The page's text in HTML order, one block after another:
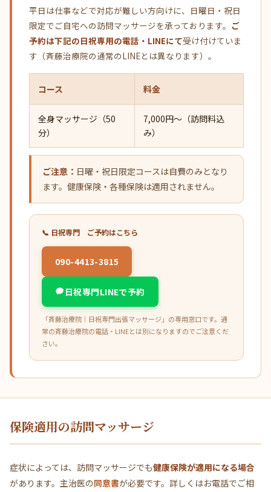
平日は仕事などで対応が難しい方向けに、日曜日・祝日
限定でご自宅への訪問マッサージを承っております。 ご
予約は下記の日祝専用の電話・LINEにて受け付けていま
す（斉藤治療院の通常のLINEとは異なります）。
コース 料金
全身マッサージ（50
分）
7,000円〜（訪問料込
み）
ご注意： 日曜・祝日限定コースは自費のみとなり
ます。健康保険・各種保険は適用されません。
📞 日祝専門 ご予約はこちら
090-4413-3815
日祝専門LINEで予約
「斉藤治療院｜日祝専門出張マッサージ」の専用窓口です。通
常の斉藤治療院の電話・LINEとは別になりますのでご注意くだ
さい。
保険適用の訪問マッサージ
症状によっては、訪問マッサージでも健康保険が適用になる場合
があります。主治医の同意書が必要です。詳しくはお電話でご相